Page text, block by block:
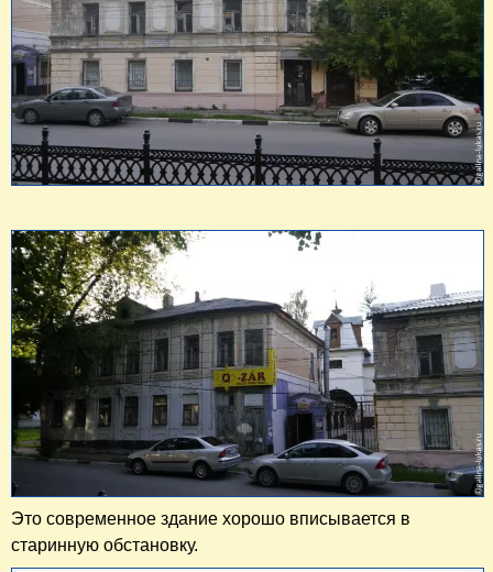
Это современное здание хорошо вписывается в
старинную обстановку.